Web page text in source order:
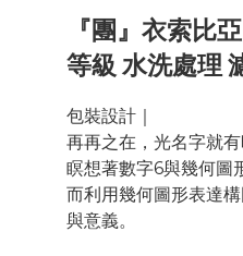
『團』衣索比
等級 水洗處理
包裝設計｜
再再之在，光名字就有
瞑想著數字6與幾何圖
而利用幾何圖形表達
與意義。